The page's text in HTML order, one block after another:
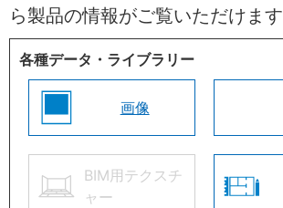
ら製品の情報がご覧いただけます
各種データ・ライブラリー
画像
BIM用テクスチ
ャー